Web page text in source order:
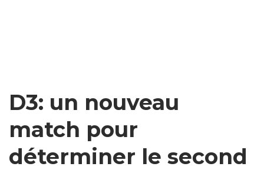
D3: un nouveau
match pour
déterminer le second